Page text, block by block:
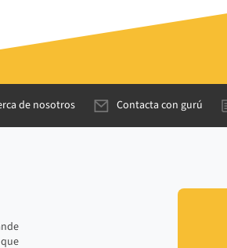
de nosotros Contacta con gurú